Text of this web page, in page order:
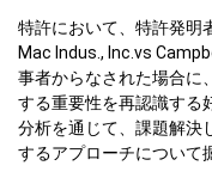
特許において、特許発明
Mac Indus., Inc.vs
事者からなされた場合に
する重要性を再認識する
分析を通じて、課題解決
するアプローチについて